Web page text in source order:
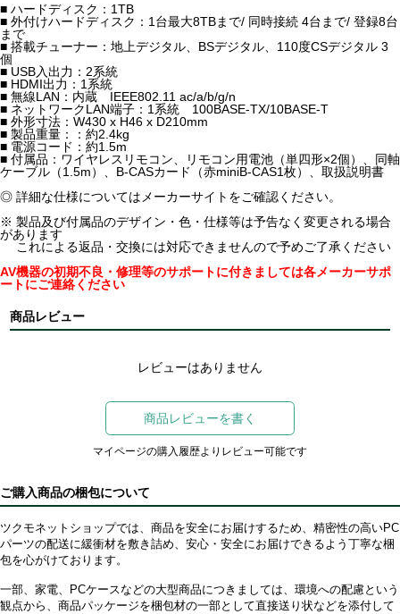
■ ハードディスク：1TB
■ 外付けハードディスク：1台最大8TBまで/ 同時接続 4台まで/ 登録8台
まで
■ 搭載チューナー：地上デジタル、BSデジタル、110度CSデジタル 3
個
■ USB入出力：2系統
■ HDMI出力：1系統
■ 無線LAN：内蔵 IEEE802.11 ac/a/b/g/n
■ ネットワークLAN端子：1系統 100BASE-TX/10BASE-T
■ 外形寸法：W430 x H46 x D210mm
■ 製品重量：：約2.4kg
■ 電源コード：約1.5m
■ 付属品：ワイヤレスリモコン、リモコン用電池（単四形×2個）、同軸
ケーブル（1.5m）、B-CASカード（赤miniB-CAS1枚）、取扱説明書
◎ 詳細な仕様についてはメーカーサイトをご確認ください。
※ 製品及び付属品のデザイン・色・仕様等は予告なく変更される場合
があります
これによる返品・交換には対応できませんので予めご了承ください
AV機器の初期不良・修理等のサポートに付きましては各メーカーサポ
ートにご連絡ください
商品レビュー
レビューはありません
商品レビューを書く
マイページの購入履歴よりレビュー可能です
ご購入商品の梱包について
ツクモネットショップでは、商品を安全にお届けするため、精密性の高いPC
パーツの配送に緩衝材を敷き詰め、安心・安全にお届けできるよう丁寧な梱
包を心がけております。
一部、家電、PCケースなどの大型商品につきましては、環境への配慮という
観点から、商品パッケージを梱包材の一部として直接送り状などを添付して